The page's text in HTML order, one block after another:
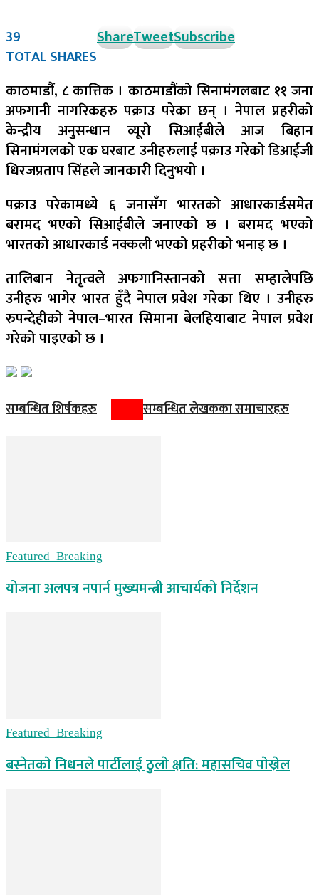
39
TOTAL SHARES
ShareTweetSubscribe
काठमाडौं, ८ कात्तिक । काठमाडौंको सिनामंगलबाट ११ जना
अफगानी नागरिकहरु पक्राउ परेका छन् । नेपाल प्रहरीको
केन्द्रीय अनुसन्धान व्यूरो सिआईबीले आज बिहान
सिनामंगलको एक घरबाट उनीहरुलाई पक्राउ गरेको डिआईजी
धिरजप्रताप सिंहले जानकारी दिनुभयो ।
पक्राउ परेकामध्ये ६ जनासँग भारतको आधारकार्डसमेत
बरामद भएको सिआईबीले जनाएको छ । बरामद भएको
भारतको आधारकार्ड नक्कली भएको प्रहरीको भनाइ छ ।
तालिबान नेतृत्वले अफगानिस्तानको सत्ता सम्हालेपछि
उनीहरु भागेर भारत हुँदै नेपाल प्रवेश गरेका थिए । उनीहरु
रुपन्देहीको नेपाल–भारत सिमाना बेलहियाबाट नेपाल प्रवेश
गरेको पाइएको छ ।
सम्बन्धित शिर्षकहरु सम्बन्धित लेखकका समाचारहरु
Featured_Breaking
योजना अलपत्र नपार्न मुख्यमन्त्री आचार्यको निर्देशन
Featured_Breaking
बस्नेतकाे निधनले पार्टीलाई ठुलाे क्षति: महासचिव पाेख्रेल